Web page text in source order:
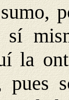
sí
la
pues